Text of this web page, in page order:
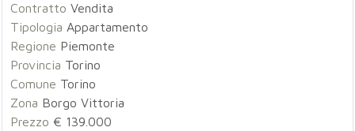
Contratto Vendita
Tipologia Appartamento
Regione Piemonte
Provincia Torino
Comune Torino
Zona Borgo Vittoria
Prezzo € 139.000